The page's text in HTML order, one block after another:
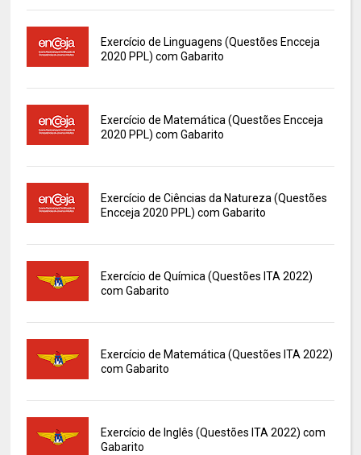
Exercício de Linguagens (Questões Encceja
2020 PPL) com Gabarito
Exercício de Matemática (Questões Encceja
2020 PPL) com Gabarito
Exercício de Ciências da Natureza (Questões
Encceja 2020 PPL) com Gabarito
Exercício de Química (Questões ITA 2022)
com Gabarito
Exercício de Matemática (Questões ITA 2022)
com Gabarito
Exercício de Inglês (Questões ITA 2022) com
Gabarito